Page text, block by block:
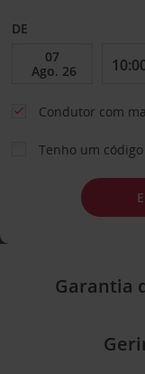
DE
Condutor com
Tenho um
Garantia